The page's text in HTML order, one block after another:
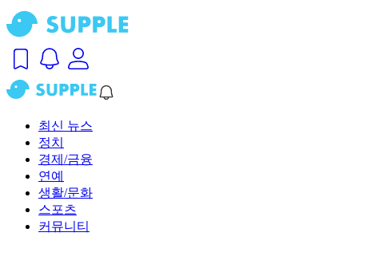
최신 뉴스
정치
경제/금융
연예
생활/문화
스포츠
커뮤니티